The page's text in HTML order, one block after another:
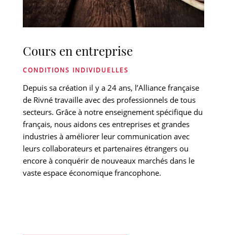
Cours en entreprise
CONDITIONS INDIVIDUELLES
Depuis sa création il y a 24 ans, l’Alliance française
de Rivné travaille avec des professionnels de tous
secteurs. Grâce à notre enseignement spécifique du
français, nous aidons ces entreprises et grandes
industries à améliorer leur communication avec
leurs collaborateurs et partenaires étrangers ou
encore à conquérir de nouveaux marchés dans le
vaste espace économique francophone.